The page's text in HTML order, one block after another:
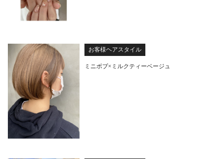
お客様ヘアスタイル
ミニボブ×ミルクティーベージュ